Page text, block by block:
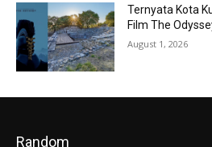
Ternyata Kota
Film The
August 1, 2026
Random